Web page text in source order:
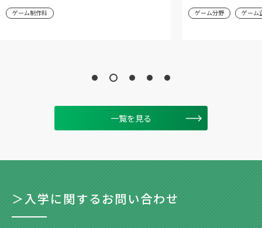
ゲーム制作科 ゲーム分野 ゲーム
一覧を見る
＞入学に関するお問い合わせ